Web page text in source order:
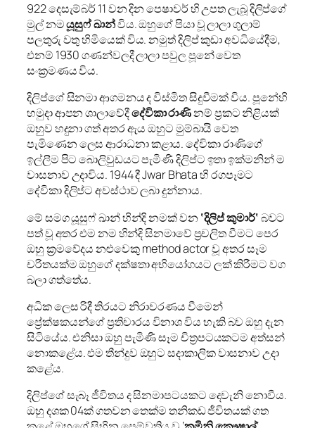
922 දෙසැම්බර් 11 වන දින පෙෂාවර් හි උපත ලැබූ දිලිප්ගේ
මුල් නමයූසුෆ් ඛාන්විය. ඔහුගේ පියා වූ ලාලා ගුලාම්
පලතුරු වතු හිමියෙක් විය. නමුත් දිලිප් කුඩා අවධියේදීම,
එනම් 1930 ගණන්වලදී ලාලා පවුල පූනේ වෙත
සංක්‍රමණය විය.
දිලිප්ගේ සිනමා ආගමනය ද විස්මිත සිදුවීමක් විය. පූනේහි
හමුදා ආපන ශාලාවේදීදේවිකා රාණිනම් ප්‍රකට නිළියක්
ඔහුව හදුනා ගත් අතර ඇය ඔහුට මුම්බායි වෙත
පැමිණෙන ලෙස ආරාධනා කළාය. දේවිකා රාණිගේ
ඉල්ලීම පිට බොලිවුඩයට පැමිණි දිලිප්ට ඉතා ඉක්මනින් ම
වාසනාව උදාවිය. 1944 දී Jwar Bhata හි රගපෑමට
දේවිකා දිලිප්ට අවස්ථාව ලබා දුන්නාය.
මේ සමග යූසුෆ් ඛාන් හින්දි නමක් වන ‘දිලිප් කුමාර්‘බවට
පත් වූ අතර එම නම හින්දි සිනමාවේ ප්‍රචලිත වීමට පෙර
ඔහු ක්‍රමවේදය නළුවෙකු method actor වූ අතර සෑම
චරිතයක්ම ඔහුගේ දක්ෂතා අභියෝගයට ලක් කිරීමට වග
බලා ගත්තේය.
අධික ලෙස රිදී තිරයට නිරාවරණය වීමෙන්
ප්‍රේක්ෂකයන්ගේ ප්‍රතිචාරය විනාශ විය හැකි බව ඔහු දැන
සිටියේය. එනිසා ඔහු පැමිණි සෑම චිත්‍රපටයකටම අත්සන්
නොකළේය. එම තීන්දුව ඔහුට සදාකාලික වාසනාව උදා
කළේය.
දිලිප්ගේ සැබෑ ජීවිතය ද සිනමාපටයකට දෙවැනි නොවීය.
ඔහු දශක 04ක් ගතවන තෙක්ම තනිකඩ ජීවිතයක් ගත